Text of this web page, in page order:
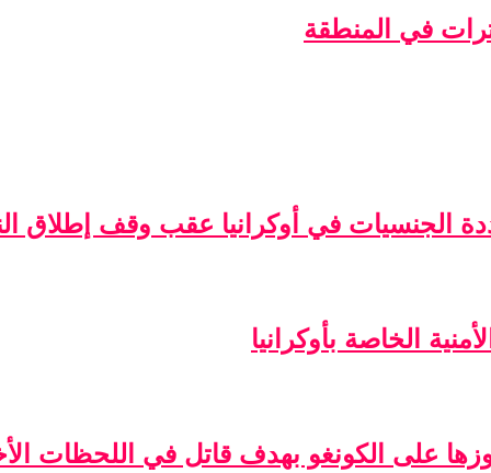
في المنطقة
الجنسيات في أوكرانيا عقب وقف إطلاق
الخاصة بأوكرانيا
على الكونغو بهدف قاتل في اللحظات